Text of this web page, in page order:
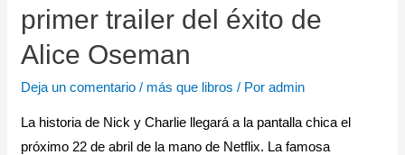
primer trailer del éxito de
Alice Oseman
Deja un comentario / más que libros / Poradmin
La historia de Nick y Charlie llegará a la pantalla chica el
próximo 22 de abril de la mano de Netflix. La famosa